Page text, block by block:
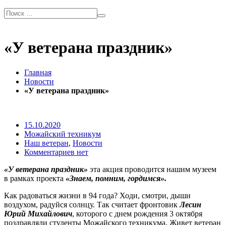
«У ветерана праздник»
Главная
Новости
«У ветерана праздник»
15.10.2020
Можайский техникум
Наш ветеран, Новости
Комментариев нет
«У ветерана праздник» эта акция проводится нашим музеем
в рамках проекта «Знаем, помним, гордимся».
Как радоваться жизни в 94 года? Ходи, смотри, дыши
воздухом, радуйся солнцу. Так считает фронтовикЛесин
Юрий Михайлович, которого с днем рождения 3 октября
поздравляли студенты Можайского техникума. Живет ветеран